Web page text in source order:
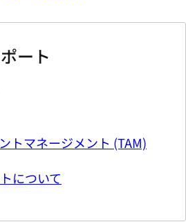
ート
トマネージメント (TAM)
について